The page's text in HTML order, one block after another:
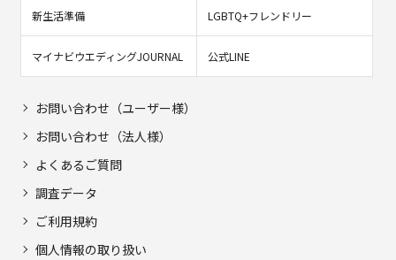
新生活準備 LGBTQ+フレンドリー
マイナビウエディングJOURNAL 公式LINE
お問い合わせ（ユーザー様）
お問い合わせ（法人様）
よくあるご質問
調査データ
ご利用規約
個人情報の取り扱い